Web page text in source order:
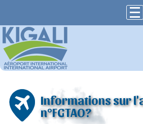
Informations sur
n°FGTAO?